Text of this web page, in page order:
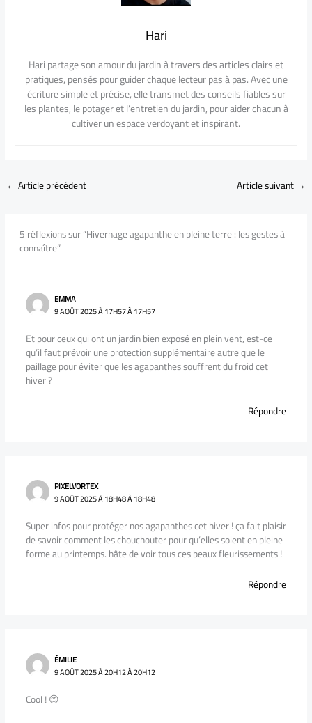
Hari
Hari partage son amour du jardin à travers des articles clairs et
pratiques, pensés pour guider chaque lecteur pas à pas. Avec une
écriture simple et précise, elle transmet des conseils fiables sur
les plantes, le potager et l’entretien du jardin, pour aider chacun à
cultiver un espace verdoyant et inspirant.
←Article précédent Article suivant→
5 réflexions sur “Hivernage agapanthe en pleine terre : les gestes à
connaître”
EMMA
9 AOÛT 2025 À 17H57 À 17H57
Et pour ceux qui ont un jardin bien exposé en plein vent, est-ce
qu’il faut prévoir une protection supplémentaire autre que le
paillage pour éviter que les agapanthes souffrent du froid cet
hiver ?
Répondre
PIXELVORTEX
9 AOÛT 2025 À 18H48 À 18H48
Super infos pour protéger nos agapanthes cet hiver ! ça fait plaisir
de savoir comment les chouchouter pour qu’elles soient en pleine
forme au printemps. hâte de voir tous ces beaux fleurissements !
Répondre
ÉMILIE
9 AOÛT 2025 À 20H12 À 20H12
Cool ! 😊